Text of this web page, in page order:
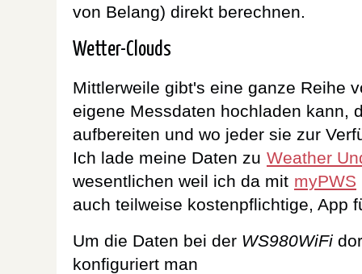
von Belang) direkt berechnen.
Wetter-Clouds
Mittlerweile gibt's eine ganze Reihe
eigene Messdaten hochladen kann,
aufbereiten und wo jeder sie zur
Ich lade meine Daten zu Weather
wesentlichen weil ich da mit myPWS
auch teilweise kostenpflichtige, App
Um die Daten bei der WS980WiFi
konfiguriert man